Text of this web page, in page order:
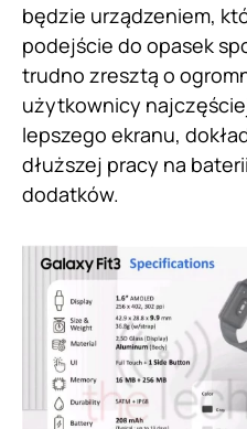
będzie urządzeniem,
podejście do opasek
trudno zresztą o
użytkownicy
lepszego ekranu,
dłuższej pracy na
dodatków.